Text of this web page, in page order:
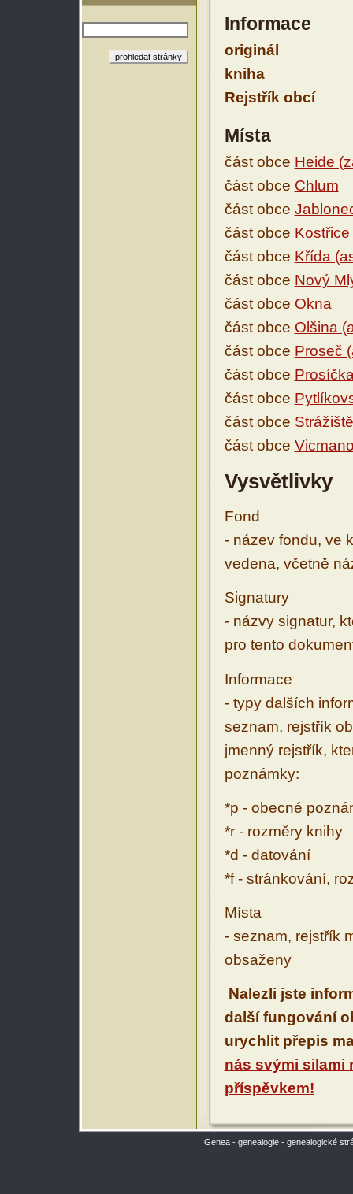
Informace
originál
kniha
Rejstřík obcí
Místa
část obce Heide
část obce Chlum
část obce
část obce
část obce Křída
část obce Nový
část obce Okna
část obce Olšina
část obce Proseč
část obce
část obce
část obce Strážiště
část obce
Vysvětlivky
Fond
- název fondu, ve
vedena, včetně
Signatury
- názvy signatur,
pro tento
Informace
- typy dalších
seznam, rejstřík
jmenný rejstřík,
poznámky:
*p - obecné
*r - rozměry knihy
*d - datování
*f - stránkování,
Místa
- seznam, rejstřík
obsaženy
Nalezli jste
další fungování
urychlit přepis
nás svými silami
příspěvkem!
Genea - genealogie - genealogické